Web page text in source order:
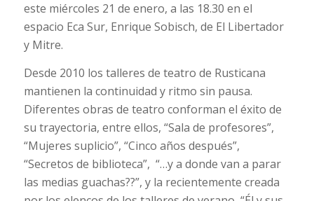
este miércoles 21 de enero, a las 18.30 en el
espacio Eca Sur, Enrique Sobisch, de El Libertador
y Mitre.
Desde 2010 los talleres de teatro de Rusticana
mantienen la continuidad y ritmo sin pausa.
Diferentes obras de teatro conforman el éxito de
su trayectoria, entre ellos, “Sala de profesores”,
“Mujeres suplicio”, “Cinco años después”,
“Secretos de biblioteca”, “…y a donde van a parar
las medias guachas??”, y la recientemente creada